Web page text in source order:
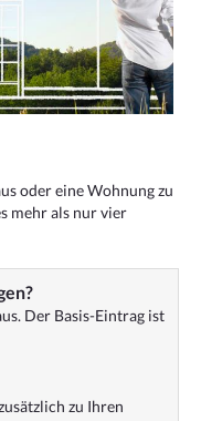
oder eine Wohnung zu
mehr als nur vier
Der Basis-Eintrag ist
zu Ihren